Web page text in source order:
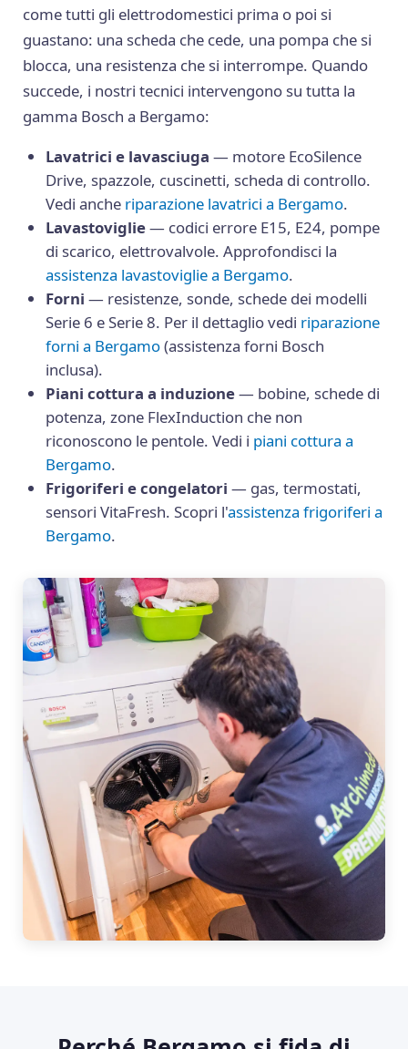
come tutti gli elettrodomestici prima o poi si
guastano: una scheda che cede, una pompa che si
blocca, una resistenza che si interrompe. Quando
succede, i nostri tecnici intervengono su tutta la
gamma Bosch a Bergamo:
Lavatrici e lavasciuga — motore EcoSilence
Drive, spazzole, cuscinetti, scheda di controllo.
Vedi anche riparazione lavatrici a Bergamo.
Lavastoviglie— codici errore E15, E24, pompe
di scarico, elettrovalvole. Approfondisci la
assistenza lavastoviglie a Bergamo.
Forni — resistenze, sonde, schede dei modelli
Serie 6 e Serie 8. Per il dettaglio vedi riparazione
forni a Bergamo(assistenza forni Bosch
inclusa).
Piani cottura a induzione— bobine, schede di
potenza, zone FlexInduction che non
riconoscono le pentole. Vedi i piani cottura a
Bergamo.
Frigoriferi e congelatori — gas, termostati,
sensori VitaFresh. Scopri l'assistenza frigoriferi a
Bergamo.